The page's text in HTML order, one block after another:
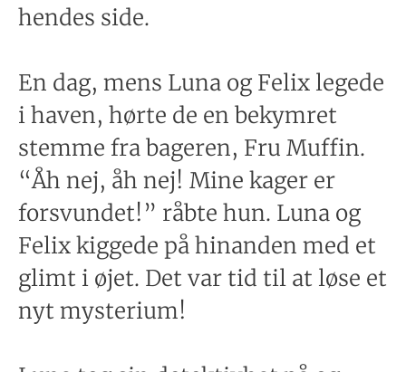
hendes side.
En dag, mens Luna og Felix legede
i haven, hørte de en bekymret
stemme fra bageren, Fru Muffin.
“Åh nej, åh nej! Mine kager er
forsvundet!” råbte hun. Luna og
Felix kiggede på hinanden med et
glimt i øjet. Det var tid til at løse et
nyt mysterium!